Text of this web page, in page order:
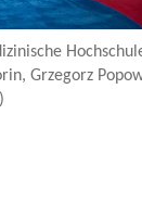
Grzegorz